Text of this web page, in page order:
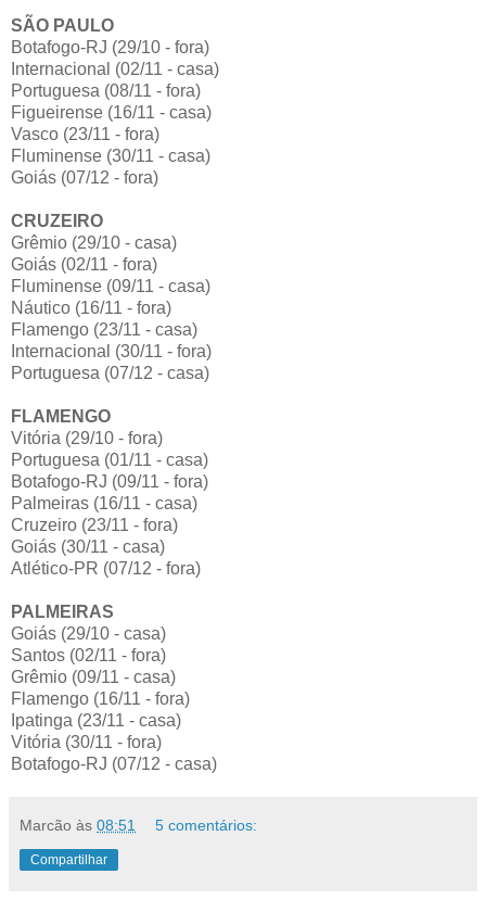
SÃO PAULO
Botafogo-RJ (29/10 - fora)
Internacional (02/11 - casa)
Portuguesa (08/11 - fora)
Figueirense (16/11 - casa)
Vasco (23/11 - fora)
Fluminense (30/11 - casa)
Goiás (07/12 - fora)
CRUZEIRO
Grêmio (29/10 - casa)
Goiás (02/11 - fora)
Fluminense (09/11 - casa)
Náutico (16/11 - fora)
Flamengo (23/11 - casa)
Internacional (30/11 - fora)
Portuguesa (07/12 - casa)
FLAMENGO
Vitória (29/10 - fora)
Portuguesa (01/11 - casa)
Botafogo-RJ (09/11 - fora)
Palmeiras (16/11 - casa)
Cruzeiro (23/11 - fora)
Goiás (30/11 - casa)
Atlético-PR (07/12 - fora)
PALMEIRAS
Goiás (29/10 - casa)
Santos (02/11 - fora)
Grêmio (09/11 - casa)
Flamengo (16/11 - fora)
Ipatinga (23/11 - casa)
Vitória (30/11 - fora)
Botafogo-RJ (07/12 - casa)
Marcão às 08:51 5 comentários:
Compartilhar